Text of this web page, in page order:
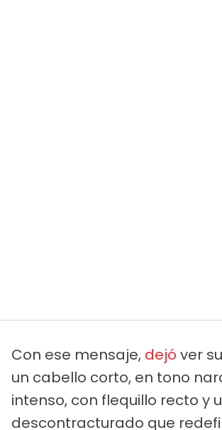
Con ese mensaje, dejó ver
un cabello corto, en tono
intenso, con flequillo recto y
descontracturado que